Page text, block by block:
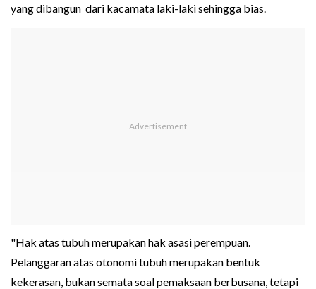
yang dibangun dari kacamata laki-laki sehingga bias.
"Hak atas tubuh merupakan hak asasi perempuan.
Pelanggaran atas otonomi tubuh merupakan bentuk
kekerasan, bukan semata soal pemaksaan berbusana, tetapi